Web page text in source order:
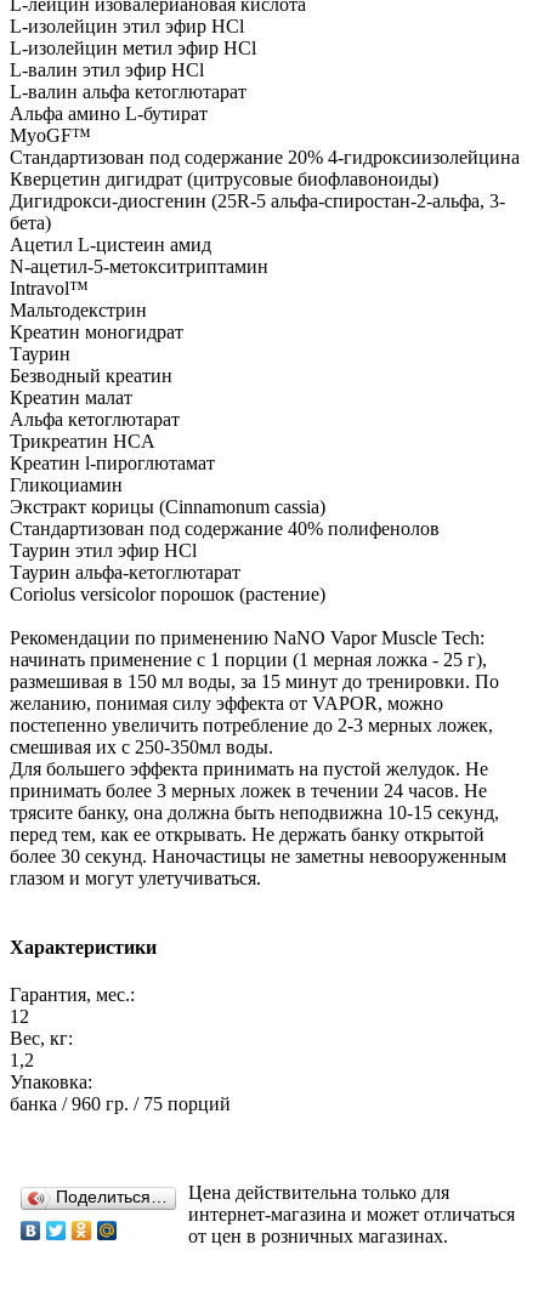
L-изолейцин этил эфир HCl
L-изолейцин метил эфир HCl
L-валин этил эфир HCl
L-валин альфа кетоглютарат
Альфа амино L-бутират
MyoGF™
Стандартизован под содержание 20% 4-гидроксиизолейцина
Кверцетин дигидрат (цитрусовые биофлавоноиды)
Дигидрокси-диосгенин (25R-5 альфа-спиростан-2-альфа, 3-
бета)
Ацетил L-цистеин амид
N-ацетил-5-метокситриптамин
Intravol™
Мальтодекстрин
Креатин моногидрат
Таурин
Безводный креатин
Креатин малат
Альфа кетоглютарат
Трикреатин HCA
Креатин l-пироглютамат
Гликоциамин
Экстракт корицы (Cinnamonum cassia)
Стандартизован под содержание 40% полифенолов
Таурин этил эфир HCl
Таурин альфа-кетоглютарат
Coriolus versicolor порошок (растение)
Рекомендации по применению NaNO Vapor Muscle Tech:
начинать применение с 1 порции (1 мерная ложка - 25 г),
размешивая в 150 мл воды, за 15 минут до тренировки. По
желанию, понимая силу эффекта от VAPOR, можно
постепенно увеличить потребление до 2-3 мерных ложек,
смешивая их с 250-350мл воды.
Для большего эффекта принимать на пустой желудок. Не
принимать более 3 мерных ложек в течении 24 часов. Не
трясите банку, она должна быть неподвижна 10-15 секунд,
перед тем, как ее открывать. Не держать банку открытой
более 30 секунд. Наночастицы не заметны невооруженным
глазом и могут улетучиваться.
Характеристики
Гарантия, мес.:
12
Вес, кг:
1,2
Упаковка:
банка / 960 гр. / 75 порций
Поделиться…
Цена действительна только для
интернет-магазина и может отличаться
от цен в розничных магазинах.